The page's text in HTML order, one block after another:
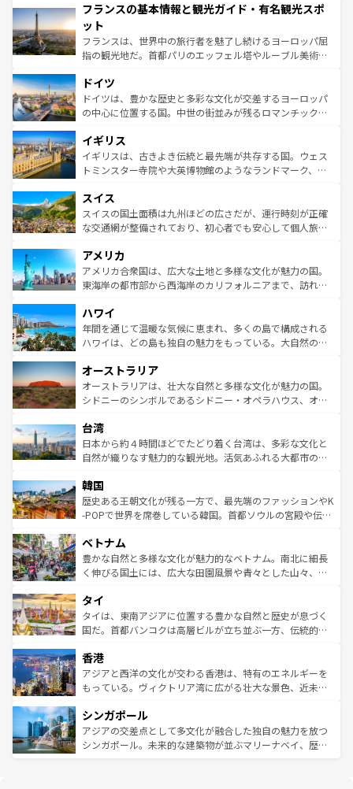
ませてくれるイタリアで、忘れられない旅をしてみよう！
なお、新着のイタリア情報は
しい。
文化が根付くこの国では、情熱的なフラメンコ、熱気あふ
れる闘牛、そして美味しいタパスが生活の一部となってい
る。首都マドリードの洗練された雰囲気や、バルセロナの
アートに溢れた街角から、地方では古代ローマ遺跡や中世
せる。地方によって風土や気候が異なるスペインはその個
性で訪れる人を魅了する。 なお、新着のスペイン情報は コ
ンテンツ一覧を参照してほしい。
フランスの基本情報と観光ガイド・有名観光スポ
ット
フランスは、世界中の旅行者を魅了し続けるヨーロッパ屈
指の観光地だ。首都パリのエッフェル塔やルーブル美術館
で、幅広い魅力が詰まっている。華麗な宮殿、歴史的な大
聖堂、美しいビーチ、そして豊かな自然が、訪れる者を心
から魅了する。また、フランスは美食の国としても知ら
いる。シャンパンの発祥地であるランス、プロヴァンスの
香り高いラベンダー畑など、多彩な楽しみ方が可能だ。さ
らに、パリ以外の地域にも魅力が溢れており、どの街角に
れる地方に足を運ぶとそれぞれで全く異なる文化を体験で
きるだろう。 なお、新着のフランス情報はコンテンツ一覧
を参照してほしい。
ドイツ
ドイツは、豊かな歴史と多彩な文化が交差するヨーロッパ
の中心に位置する国。中世の街並みが残るロマンチック街
顔を持つこの国は、どこを歩いても飽きることがない。ベ
ルリンの文化的活気、バイエルン州のアルプスの絶景、そ
してライン川沿いのワイン畑といった風景は必見。ビール
は、お酒好きな人にはぜひ体験してほしい。 なお、新着の
ドイツ情報はコンテンツ一覧を参照してほしい。
イギリス
イギリスは、古きよき伝統と最先端が共存する国。ウェス
トミンスター寺院や大英博物館のようなランドマーク、歴
リアごとに異なる魅力がある。また、優雅なアフタヌーン
ティー、ビール好きにはたまらない英国パブ、サッカー観
戦など、本場だからこそできる体験も豊富。イギリスを旅
ンツ一覧を参照してほしい。
スイス
スイスの国土面積は九州ほどの広さだが、運行時刻が正確
な交通網が整備されており、初心者でも安心して個人旅行
の建物がそのまま残る町や、スイスならではのユニークな
博物館もあり、アルプス観光だけでなく町歩きも満喫する
ことができる。国民の所得が高いため物価も高いが、旅行
ば市内交通費無料で観光を楽しむこともできる。 なお、新
着のスイス情報はコンテンツ一覧 を参照してほしい。
アメリカ
アメリカ合衆国は、広大な土地と多様な文化が魅力の国。
東海岸の都市部から西海岸のカリフォルニアまで、訪れる
のような巨大都市は、観光、ショッピング、エンターテイ
ンメントが詰まった刺激的なスポットだ。一方、アメリカ
西部には大自然が広がり、グランドキャニオンやイエロー
部のニューオーリンズでは、音楽と美食が融合した独特の
文化が魅力。旅行者はアメリカの各地域で異なる魅力を楽
しみながら、その多様性と豊かな歴史を感じることができ
ならではの贅沢な旅のスタイルだ。 なお、新着のアメリカ
情報はコンテンツ一覧を参照してほしい。
ハワイ
年間を通じて温暖な気候に恵まれ、多くの島で構成される
ハワイは、どの島も独自の魅力をもっている。大自然の神
ワイ島は見逃せない。また、定番の観光地といえばオアフ
島だが、静かな自然を求めるならマウイ島やカウアイ島が
おすすめ。エメラルドグリーンに輝く海をはじめ、豊かな
れるおもてなしの心で訪れる人々を迎えてくれるハワイの
人々、おいしいローカルフードやハワイアンミュージッ
ク、伝統的なフラダンスなど、すべてがハワイの魅力を彩
ワイを、存分に味わってほしい。 なお、新着のハワイ情報
はコンテンツ一覧を参照してほしい。
オーストラリア
オーストラリアは、壮大な自然と多様な文化が魅力の国。
シドニーのシンボルであるシドニー・オペラハウス、オー
リアリーフや大陸中央部にそびえるウルル（エアーズロッ
ク）、タスマニアの美しい原生林やケアンズの熱帯雨林な
ど、見どころがたくさん。また、カフェやワイン、オージ
いる。アクティビティも充実しており、サーフィンやダイ
ビング、ハイキングなど、アウトドア好きにはたまらな
い。オーストラリアの多彩な魅力を存分に味わいつくそ
参照してほしい。
台湾
日本から約４時間ほどでたどり着く台湾は、多彩な文化と
自然が織りなす魅力的な観光地。活気あふれる大都市の台
ン）、静ひつな山岳地帯である台湾東部など、都市の喧騒
と山間の静けさが共存しており、訪れる人に新しい発見と
驚きをもたらしてくれる。また、奥深い台湾の食文化も魅
容にもいいと評判のスイーツなど、バラエティ豊かな料理
が味わえる。 なお、新着の台湾情報は コンテンツ一覧を参
照してほしい。
韓国
歴史ある王朝文化が残る一方で、最先端のファッションやK
-POPで世界を席巻している韓国。首都ソウルの宮殿や伝統
き、地方に足を延ばせば四季折々の自然美を楽しむことが
できる。そして、キムチや焼肉、絶品のストリートフード
まで、さまざまな韓国料理が待っている。夜には、韓国な
リティに包まれながら、韓国の多彩な魅力を心ゆくまで味
わってみてほしい。 なお、新着の韓国情報はコンテンツ一
覧を参照してほしい。
ベトナム
豊かな自然と多様な文化が魅力的なベトナム。南北に細長
く伸びる国土には、広大な田園風景や青々とした山々、世
急速な発展と共に伝統が息づく。ハノイの古い町並みやホ
ーチミン市のフランス統治時代の建物も、独特の雰囲気を
醸し出している。また、バラエティの豊かさとおいしさで
とつ。フォーやバインミー、ベトナムコーヒーなどは、ぜ
ひ現地で味わいたい。どの地域を訪れてもあたたかい人々
が旅行者を迎えてくれるので、きっと忘れられない旅にな
参照してほしい。
タイ
タイは、東南アジアに位置する豊かな自然と歴史が息づく
国だ。首都バンコクは高層ビルが立ち並ぶ一方、伝統的な
の活気が交差している。北部ではチェンマイなどの山岳地
帯で自然と触れ合い、南部ではプーケットやクラビの美し
いビーチでリゾート気分を楽しむことができる。タイ料理
激する。気候は一年中温暖で、どの季節にも異なる楽しみ
が待っている。親しみやすいタイの人々、仏教を中心とし
た文化、そして多様な観光資源が、訪れる旅人を魅了し続
香港
アジアと西洋の文化が交わる香港は、特有のエネルギーを
もっている。ヴィクトリア湾に広がる壮大な景色、近未来
み、どこを訪れても感動するはず。観光スポットが密集し
ており、効率よく見どころを回れるのも魅力。息をのむよ
うな絶景から文化的な体験まで、香港を存分に楽しみ尽く
シンガポール
アジアの交差点として多文化が融合した独自の魅力を放つ
シンガポール。未来的な建築物が並ぶマリーナベイ、歴史